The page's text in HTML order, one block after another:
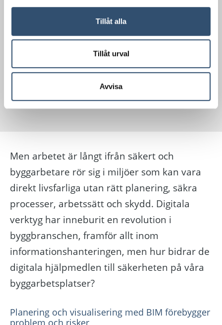
Tillåt alla
Tillåt urval
Avvisa
Men arbetet är långt ifrån säkert och
byggarbetare rör sig i miljöer som kan vara
direkt livsfarliga utan rätt planering, säkra
processer, arbetssätt och skydd. Digitala
verktyg har inneburit en revolution i
byggbranschen, framför allt inom
informationshanteringen, men hur bidrar de
digitala hjälpmedlen till säkerheten på våra
byggarbetsplatser?
Planering och visualisering med BIM förebygger
problem och risker